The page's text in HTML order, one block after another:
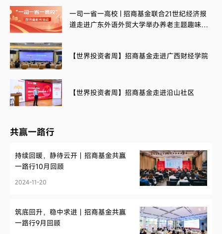
一司一省一高校 | 招商基金联合21世纪经济报
道走进广东外语外贸大学举办养老主题趣味投
【世界投资者周】招商基金走进广西财经学院
【世界投资者周】招商基金走进沿山社区
共赢一路行
持续回暖，静待云开丨招商基金共赢
一路行10月回顾
2024-11-20
筑底回升，稳中求进丨招商基金共赢
一路行9月回顾